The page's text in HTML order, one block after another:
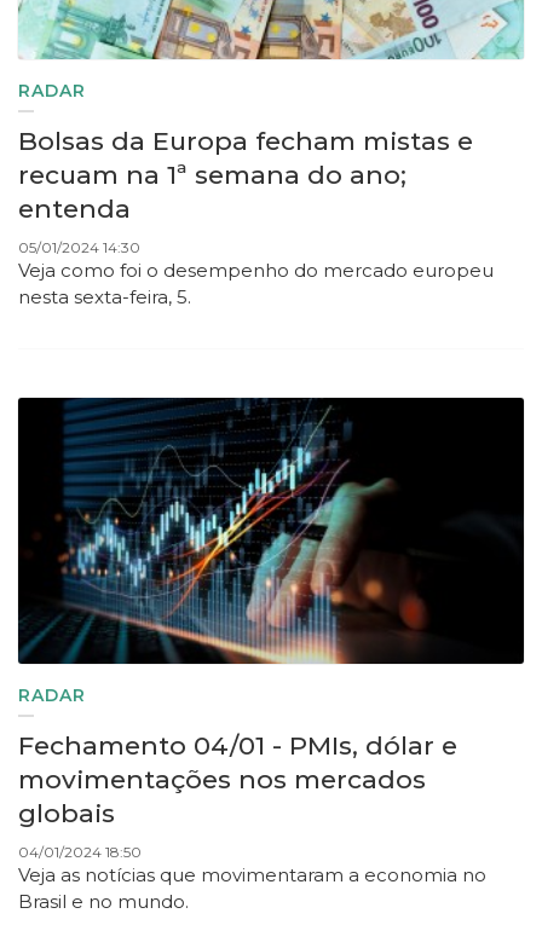
RADAR
Bolsas da Europa fecham mistas e
recuam na 1ª semana do ano;
entenda
05/01/2024 14:30
Veja como foi o desempenho do mercado europeu
nesta sexta-feira, 5.
RADAR
Fechamento 04/01 - PMIs, dólar e
movimentações nos mercados
globais
04/01/2024 18:50
Veja as notícias que movimentaram a economia no
Brasil e no mundo.